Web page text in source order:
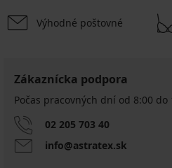
Výhodné poštovné
Zákaznícka podpora
Počas pracovných dní od 8:00 do
02 205 703 40
info@astratex.sk